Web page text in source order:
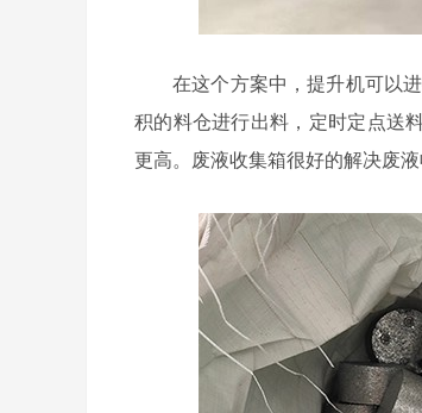
在这个方案中，提升机可以
积的料仓进行出料，定时定点送
更高。废液收集箱很好的解决废